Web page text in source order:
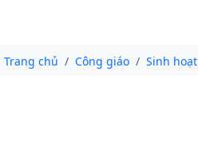
Trang chủ Công giáo Sinh hoạt